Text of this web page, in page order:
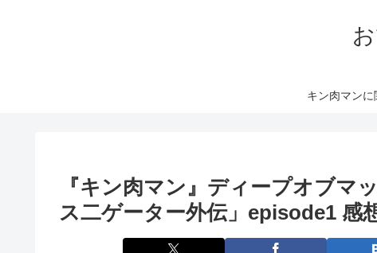
キン肉マン
『キン肉マン』ディープオブマ
ス二ゲーター外伝」episode1 感